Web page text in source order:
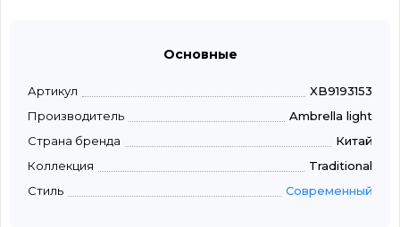
Основные
Артикул
XB9193153
Производитель
Ambrella light
Страна бренда
Китай
Коллекция
Traditional
Стиль
Современный